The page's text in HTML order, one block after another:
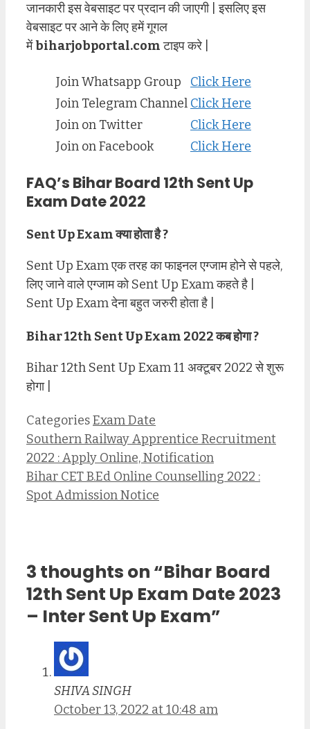
जानकारी इस वेबसाइट पर प्रदान की जाएगी | इसलिए इस
वेबसाइट पर आने के लिए हमें गूगल
मेंbiharjobportal.comटाइप करे |
Join Whatsapp Group
Click Here
Join Telegram Channel Click Here
Join on Twitter
Click Here
Join on Facebook
Click Here
FAQ’s Bihar Board 12th Sent Up
Exam Date 2022
Sent Up Exam क्या होता है ?
Sent Up Exam एक तरह का फाइनल एग्जाम होने से पहले,
लिए जाने वाले एग्जाम को Sent Up Exam कहते है |
Sent Up Exam देना बहुत जरुरी होता है |
Bihar 12th Sent Up Exam 2022 कब होगा ?
Bihar 12th Sent Up Exam 11 अक्टूबर 2022 से शुरू
होगा |
CategoriesExam Date
Southern Railway Apprentice Recruitment
2022 : Apply Online, Notification
Bihar CET B.Ed Online Counselling 2022 :
Spot Admission Notice
3 thoughts on “Bihar Board
12th Sent Up Exam Date 2023
– Inter Sent Up Exam”
SHIVA SINGH
October 13, 2022 at 10:48 am